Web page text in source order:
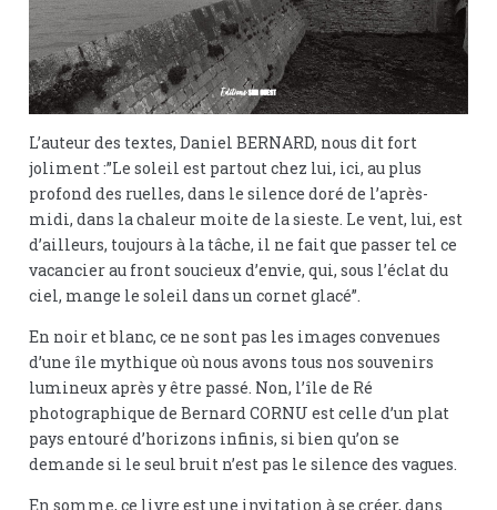
L’auteur des textes, Daniel BERNARD, nous dit fort
joliment :”Le soleil est partout chez lui, ici, au plus
profond des ruelles, dans le silence doré de l’après-
midi, dans la chaleur moite de la sieste. Le vent, lui, est
d’ailleurs, toujours à la tâche, il ne fait que passer tel ce
vacancier au front soucieux d’envie, qui, sous l’éclat du
ciel, mange le soleil dans un cornet glacé”.
En noir et blanc, ce ne sont pas les images convenues
d’une île mythique où nous avons tous nos souvenirs
lumineux après y être passé. Non, l’île de Ré
photographique de Bernard CORNU est celle d’un plat
pays entouré d’horizons infinis, si bien qu’on se
demande si le seul bruit n’est pas le silence des vagues.
En somme, ce livre est une invitation à se créer, dans